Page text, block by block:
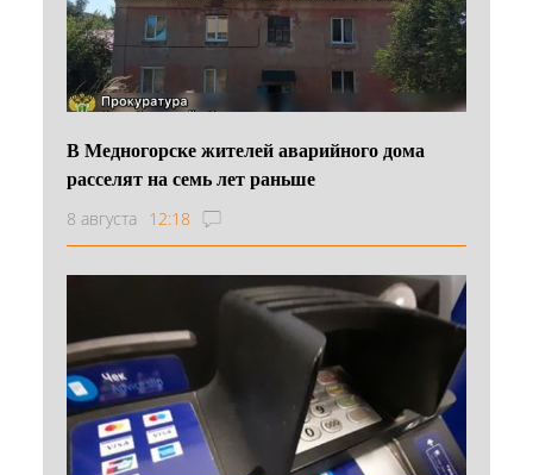
В Медногорске жителей аварийного дома
расселят на семь лет раньше
8 августа 12:18